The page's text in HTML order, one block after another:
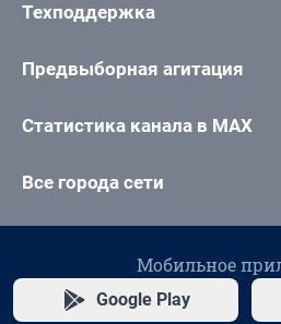
Техподдержка
Предвыборная агитация
Статистика канала в MAX
Все города сети
Мобильное
Google Play